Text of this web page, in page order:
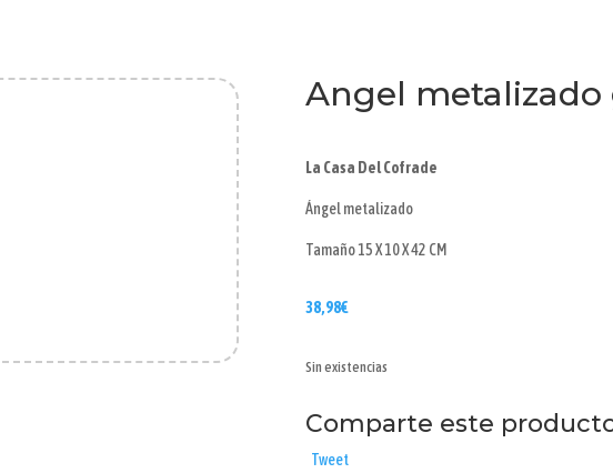
Angel metalizado
La Casa Del Cofrade
Ángel metalizado
Tamaño 15 X 10 X 42 CM
38,98€
Sin existencias
Comparte este
Tweet